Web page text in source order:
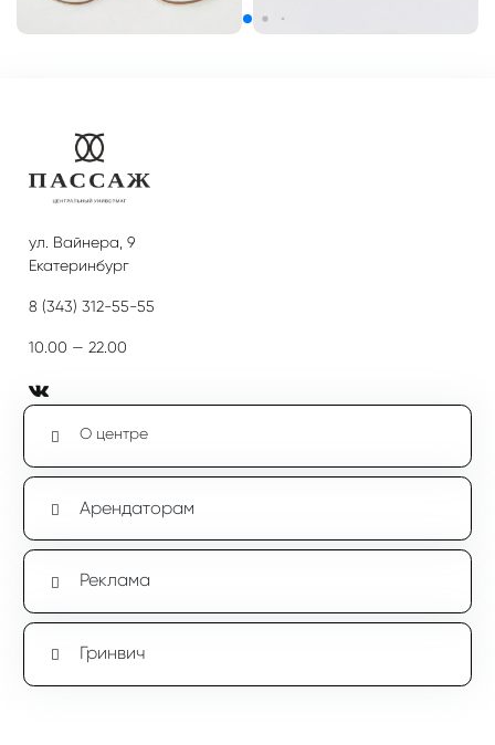
ул. Вайнера, 9
Екатеринбург
8 (343) 312-55-55
10.00 — 22.00
О центре
Арендаторам
Реклама
Гринвич